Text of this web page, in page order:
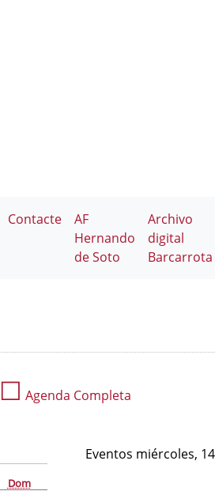
Contacte
AF
Hernando
de Soto
Archivo
digital
Barcarrota
☐ Agenda Completa
Dom
Eventos miércoles,